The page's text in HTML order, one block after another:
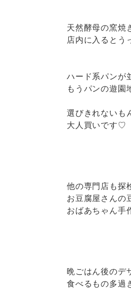
天然酵母の窯焼
店内に入るとう
ハード系パンが
もうパンの遊園
選びきれないも
大人買いです♡
他の専門店も探
お豆腐屋さんの
おばあちゃん手
晩ごはん後のデ
食べるもの多過